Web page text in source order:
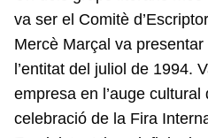
va ser el Comitè
Mercè Marçal va
l’entitat del juliol de 1994.
empresa en l’auge
celebració de la Fira